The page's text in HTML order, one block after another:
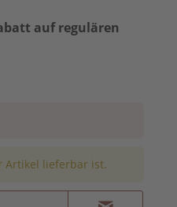
auf regulären
Artikel lieferbar ist.